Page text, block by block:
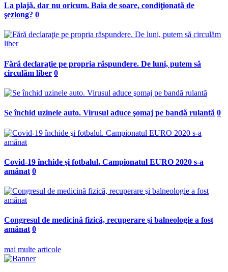
La plajă, dar nu oricum. Baia de soare, condiţionată de
şezlong? 0
Fără declaraţie pe propria răspundere. De luni, putem să
circulăm liber 0
Se închid uzinele auto. Virusul aduce şomaj pe bandă rulantă 0
Covid-19 închide şi fotbalul. Campionatul EURO 2020 s-a
amânat 0
Congresul de medicină fizică, recuperare şi balneologie a fost
amânat 0
mai multe articole